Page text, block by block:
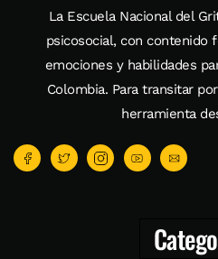
La Escuela Nacional del
psicosocial, con contenido
emociones y habilidades
Colombia. Para transitar
herramienta